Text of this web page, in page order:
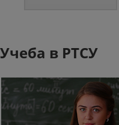
Учеба в РТСУ